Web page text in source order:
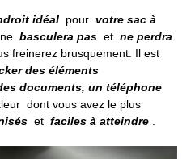
idéal pour votre sac à
ne basculera pas et ne perdra
freinerez brusquement. Il est
des éléments
documents, un téléphone
dont vous avez le plus
et faciles à atteindre .